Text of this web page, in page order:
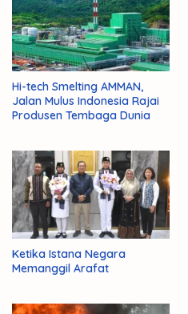
Hi-tech Smelting AMMAN,
Jalan Mulus Indonesia Rajai
Produsen Tembaga Dunia
Ketika Istana Negara
Memanggil Arafat